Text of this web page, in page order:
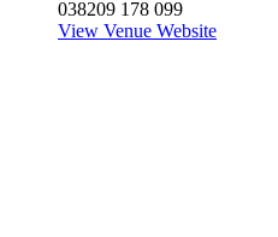
038209 178 099
View Venue Website